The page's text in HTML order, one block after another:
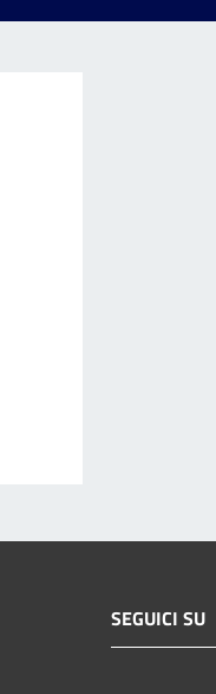
SEGUICI SU